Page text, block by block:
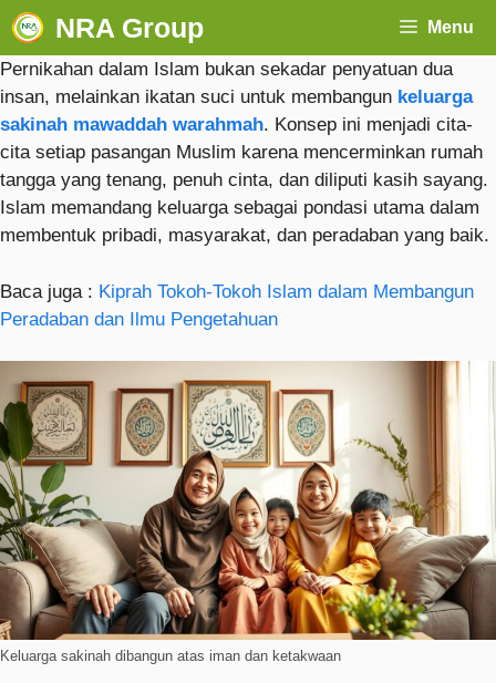
NRA Group Menu
Pernikahan dalam Islam bukan sekadar penyatuan dua
insan, melainkan ikatan suci untuk membangun keluarga
sakinah mawaddah warahmah. Konsep ini menjadi cita-
cita setiap pasangan Muslim karena mencerminkan rumah
tangga yang tenang, penuh cinta, dan diliputi kasih sayang.
Islam memandang keluarga sebagai pondasi utama dalam
membentuk pribadi, masyarakat, dan peradaban yang baik.
Baca juga : Kiprah Tokoh-Tokoh Islam dalam Membangun
Peradaban dan Ilmu Pengetahuan
Keluarga sakinah dibangun atas iman dan ketakwaan